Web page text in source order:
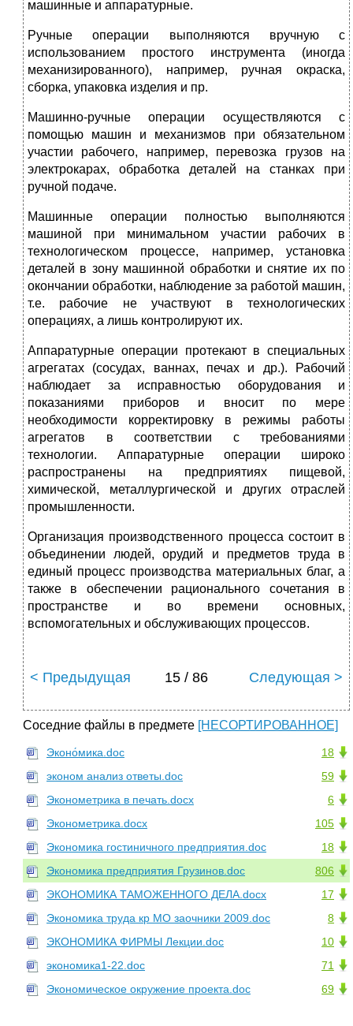
машинные и аппаратурные.
Ручные операции выполняются вручную с
использованием простого инструмента (иногда
механизированного), например, ручная окраска,
сборка, упаковка изделия и пр.
Машинно-ручные операции осуществляются с
помощью машин и механизмов при обязательном
участии рабочего, например, перевозка грузов на
электрокарах, обработка деталей на станках при
ручной подаче.
Машинные операции полностью выполняются
машиной при минимальном участии рабочих в
технологическом процессе, например, установка
деталей в зону машинной обработки и снятие их по
окончании обработки, наблюдение за работой машин,
т.е. рабочие не участвуют в технологических
операциях, а лишь контролируют их.
Аппаратурные операции протекают в специальных
агрегатах (сосудах, ваннах, печах и др.). Рабочий
наблюдает за исправностью оборудования и
показаниями приборов и вносит по мере
необходимости корректировку в режимы работы
агрегатов в соответствии с требованиями
технологии. Аппаратурные операции широко
распространены на предприятиях пищевой,
химической, металлургической и других отраслей
промышленности.
Организация производственного процесса состоит в
объединении людей, орудий и предметов труда в
единый процесс производства материальных благ, а
также в обеспечении рационального сочетания в
пространстве и во времени основных,
вспомогательных и обслуживающих процессов.
< Предыдущая 15 / 86 Следующая >
Соседние файлы в предмете [НЕСОРТИРОВАННОЕ]
18
Эконо́мика.doc
59
эконом анализ ответы.doc
6
Эконометрика в печать.docx
105
Эконометрика.docx
18
Экономика гостиничного предприятия.doc
806
Экономика предприятия Грузинов.doc
17
ЭКОНОМИКА ТАМОЖЕННОГО ДЕЛА.docx
8
Экономика труда кр МО заочники 2009.doc
10
ЭКОНОМИКА ФИРМЫ Лекции.doc
71
экономика1-22.doc
69
Экономическое окружение проекта.doc